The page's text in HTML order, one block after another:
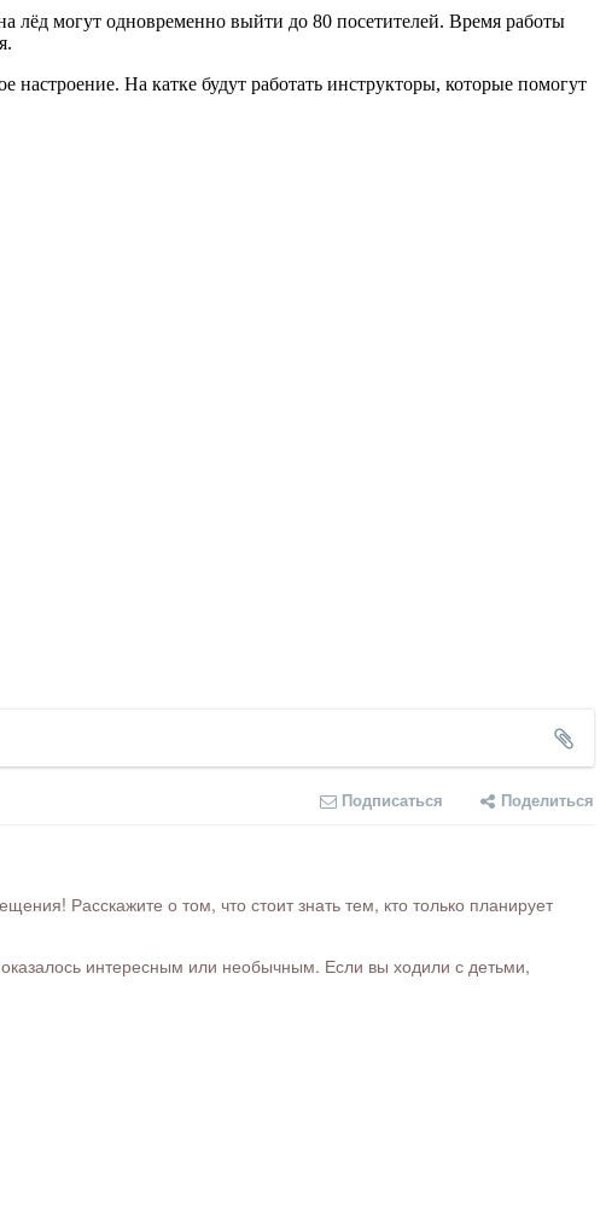
лёд могут одновременно выйти до 80 посетителей. Время работы
На катке будут работать инструкторы, которые помогут
Подписаться Поделиться
Расскажите о том, что стоит знать тем, кто только планирует
интересным или необычным. Если вы ходили с детьми,